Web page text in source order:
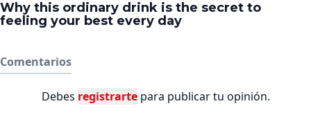
Comentarios
Debes registrartepara publicar tu opinión.